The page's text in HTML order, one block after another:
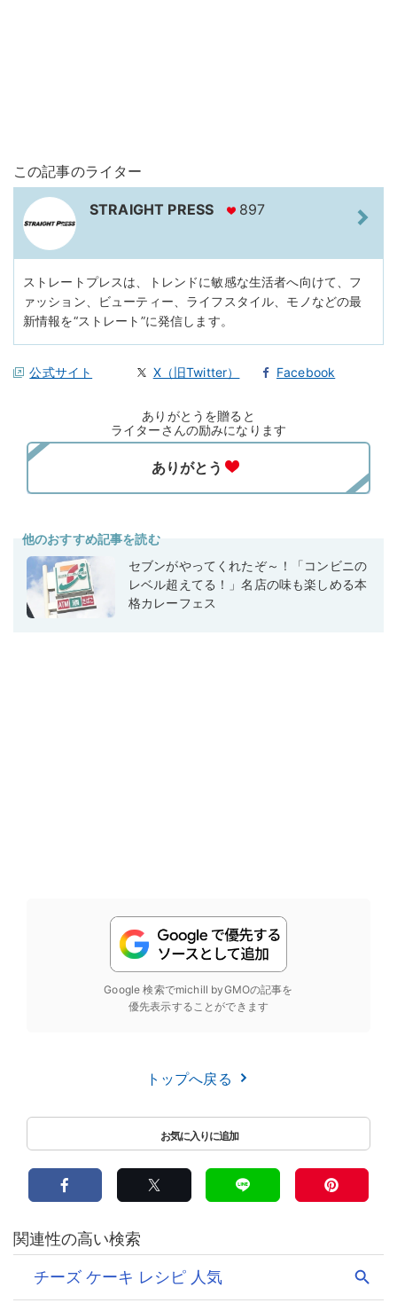
この記事のライター
STRAIGHT PRESS 897
ストレートプレスは、トレンドに敏感な生活者へ向けて、フ
ァッション、ビューティー、ライフスタイル、モノなどの最
新情報を“ストレート”に発信します。
公式サイト X（旧Twitter） Facebook
ありがとうを贈ると
ライターさんの励みになります
他のおすすめ記事を読む
セブンがやってくれたぞ～！「コンビニの
レベル超えてる！」名店の味も楽しめる本
格カレーフェス
Google 検索でmichill byGMOの記事を
優先表示することができます
トップへ戻る